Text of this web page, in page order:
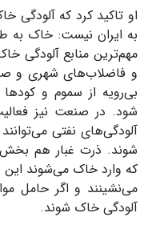
او تاکید کرد که
به ایران نیست: خاک به
مهم‌ترین منابع آلودگی
و فاضلاب‌های شهری و
بی‌رویه از سموم و
شود. در صنعت نیز
آلودگی‌های نفتی
شوند. ذرت غبار هم بخش
که وارد خاک می‌شوند این
می‌نشینند و اگر حامل
آلودگی خاک شوند.